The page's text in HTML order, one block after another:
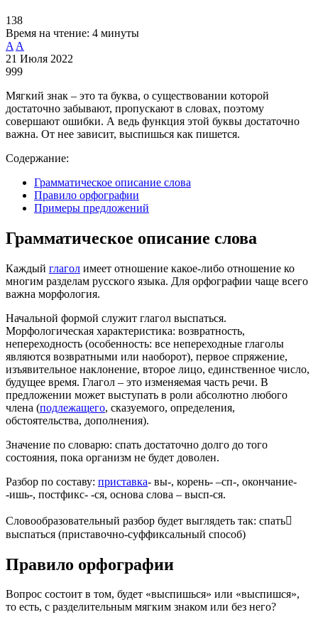
138
Время на чтение: 4 минуты
A A
21 Июля 2022
999
Мягкий знак – это та буква, о существовании которой
достаточно забывают, пропускают в словах, поэтому
совершают ошибки. А ведь функция этой буквы достаточно
важна. От нее зависит, выспишься как пишется.
Содержание:
Грамматическое описание слова
Правило орфографии
Примеры предложений
Грамматическое описание слова
Каждый глагол имеет отношение какое-либо отношение ко
многим разделам русского языка. Для орфографии чаще всего
важна морфология.
Начальной формой служит глагол выспаться.
Морфологическая характеристика: возвратность,
непереходность (особенность: все непереходные глаголы
являются возвратными или наоборот), первое спряжение,
изъявительное наклонение, второе лицо, единственное число,
будущее время. Глагол – это изменяемая часть речи. В
предложении может выступать в роли абсолютно любого
члена (подлежащего, сказуемого, определения,
обстоятельства, дополнения).
Значение по словарю: спать достаточно долго до того
состояния, пока организм не будет доволен.
Разбор по составу: приставка- вы-, корень- –сп-, окончание-
-ишь-, постфикс- -ся, основа слова – высп-ся.
Словообразовательный разбор будет выглядеть так: спать
выспаться (приставочно-суффиксальный способ)
Правило орфографии
Вопрос состоит в том, будет «выспишься» или «выспишся»,
то есть, с разделительным мягким знаком или без него?